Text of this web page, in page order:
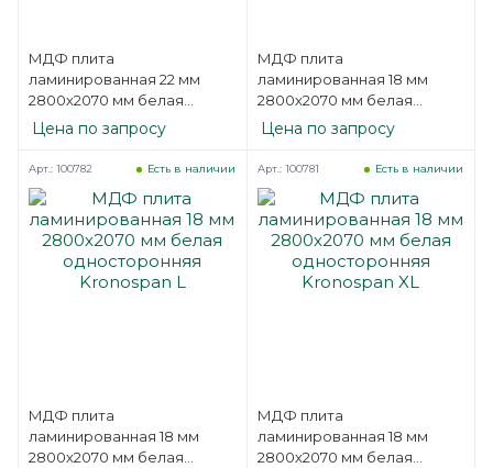
МДФ плита
ламинированная 22 мм
2800х2070 мм белая
односторонняя Kronospan
XL
Цена по запросу
МДФ плита
ламинированная 18 мм
2800х2070 мм белая
односторонняя Kronospan
ST
Цена по запросу
МДФ плита
ламинированная 18 мм
2800х2070 мм белая
Есть в наличии
Арт.: 100782
МДФ плита
ламинированная 18 мм
2800х2070 мм белая
Есть в наличии
Арт.: 100781